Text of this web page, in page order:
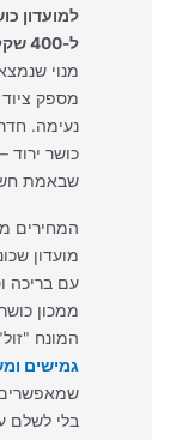
ל-400 שקלים ומעלה
מנוי
מספק ציוד
נעימה.
כושר
שבאמת
המחירים
מועדון
עם בריכה
ממכון
המונח
גמישים
בלי לשלם